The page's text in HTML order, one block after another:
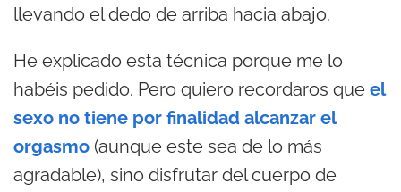
llevando el dedo de arriba hacia abajo.
He explicado esta técnica porque me lo
habéis pedido. Pero quiero recordaros que el
sexo no tiene por finalidad alcanzar el
orgasmo (aunque este sea de lo más
agradable), sino disfrutar del cuerpo de